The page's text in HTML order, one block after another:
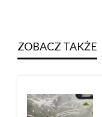
ZOBACZ TAKŻE